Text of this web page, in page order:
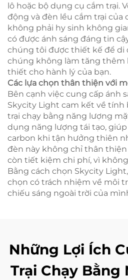
lô hoặc bộ dụng cụ cắm trại.
động và đèn lều cắm trại của
không phải hy sinh không
có được ánh sáng đáng tin
chúng tôi được thiết kế để di
chúng không làm tăng thêm
thiết cho hành lý của bạn.
Các lựa chọn thân thiện với
Bên cạnh việc cung cấp ánh
Skycity Light cam kết về tính
trại chạy bằng năng lượng
dụng năng lượng tái tạo,
carbon khi tận hưởng thiên
đèn này không chỉ thân
còn tiết kiệm chi phí, vì
Bằng cách chọn Skycity
chọn có trách nhiệm về môi
chiếu sáng ngoài trời của
Những Lợi Ích
Trại Chạy Bằng